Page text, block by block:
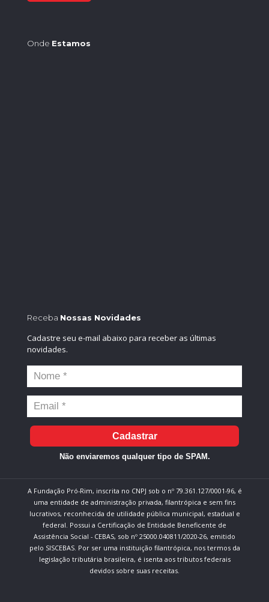
Onde Estamos
Receba Nossas Novidades
Cadastre seu e-mail abaixo para receber as últimas
novidades.
Cadastrar
Não enviaremos qualquer tipo de SPAM.
A Fundação Pró-Rim, inscrita no CNPJ sob o nº 79.361.127/0001-96, é
uma entidade de administração privada, filantrópica e sem fins
lucrativos, reconhecida de utilidade pública municipal, estadual e
federal. Possui a Certificação de Entidade Beneficente de
Assistência Social - CEBAS, sob nº 25000.040811/2020-26, emitido
pelo SISCEBAS. Por ser uma instituição filantrópica, nos termos da
legislação tributária brasileira, é isenta aos tributos federais
devidos sobre suas receitas.